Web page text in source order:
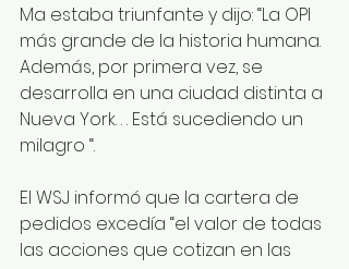
Ma estaba triunfante y dijo: “La OPI
más grande de la historia humana.
Además, por primera vez, se
desarrolla en una ciudad distinta a
Nueva York. . . Está sucediendo un
milagro “.
El WSJ informó que la cartera de
pedidos excedía “el valor de todas
las acciones que cotizan en las